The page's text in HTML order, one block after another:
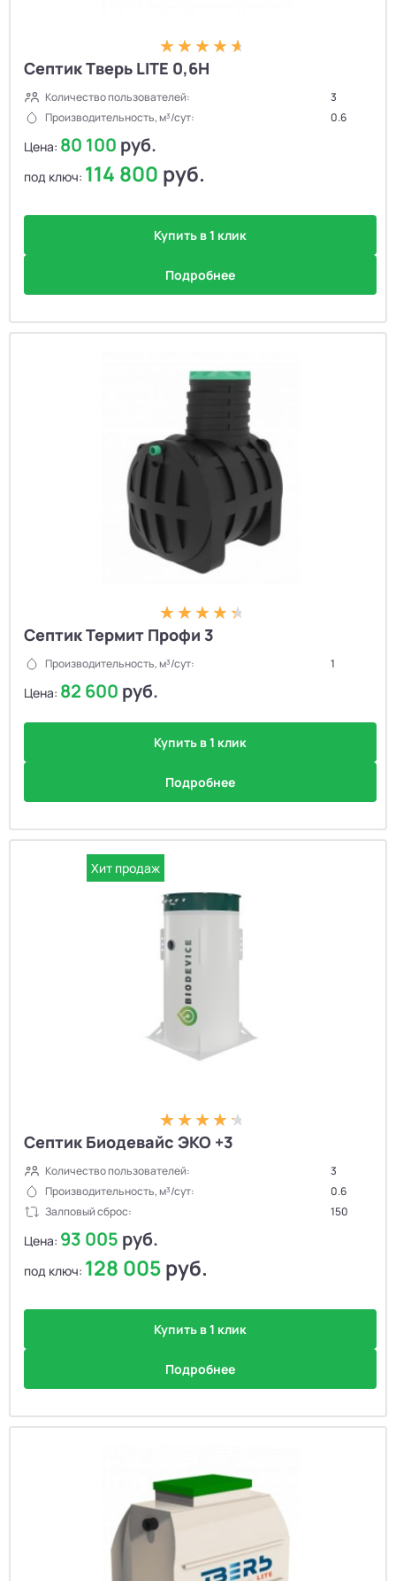
Септик Тверь LITE 0,6Н
Количество пользователей:
3
Производительность, м³/сут:
0.6
Цена: 80 100 руб.
под ключ: 114 800 руб.
Купить в 1 клик
Подробнее
Септик Термит Профи 3
Производительность, м³/сут: 1
Цена: 82 600 руб.
Купить в 1 клик
Подробнее
Хит продаж
Септик Биодевайс ЭКО +3
Количество пользователей:
3
Производительность, м³/сут:
0.6
Залповый сброс:
150
Цена: 93 005 руб.
под ключ: 128 005руб.
Купить в 1 клик
Подробнее